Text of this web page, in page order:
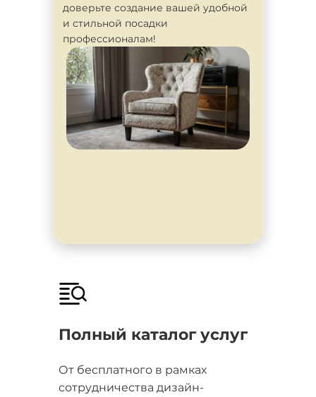
доверьте создание вашей удобной
и стильной посадки
профессионалам!
Полный каталог услуг
От бесплатного в рамках
сотрудничества дизайн-